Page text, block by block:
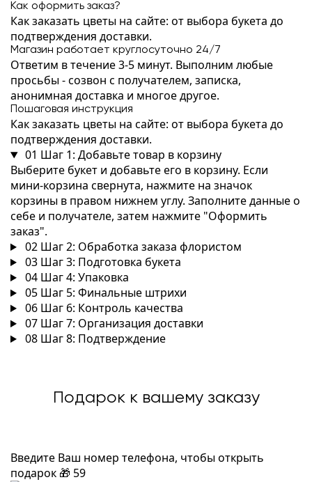
Как оформить заказ?
Как заказать цветы на сайте: от выбора букета до
подтверждения доставки.
Магазин работает круглосуточно 24/7
Ответим в течение 3-5 минут. Выполним любые
просьбы - созвон с получателем, записка,
анонимная доставка и многое другое.
Пошаговая инструкция
Как заказать цветы на сайте: от выбора букета до
подтверждения доставки.
01 Шаг 1: Добавьте товар в корзину
Выберите букет и добавьте его в корзину. Если
мини-корзина свернута, нажмите на значок
корзины в правом нижнем углу. Заполните данные о
себе и получателе, затем нажмите "Оформить
заказ".
02 Шаг 2: Обработка заказа флористом
03 Шаг 3: Подготовка букета
04 Шаг 4: Упаковка
05 Шаг 5: Финальные штрихи
06 Шаг 6: Контроль качества
07 Шаг 7: Организация доставки
08 Шаг 8: Подтверждение
Подарок к вашему заказу
Введите Ваш номер телефона, чтобы открыть
подарок 🎁 59